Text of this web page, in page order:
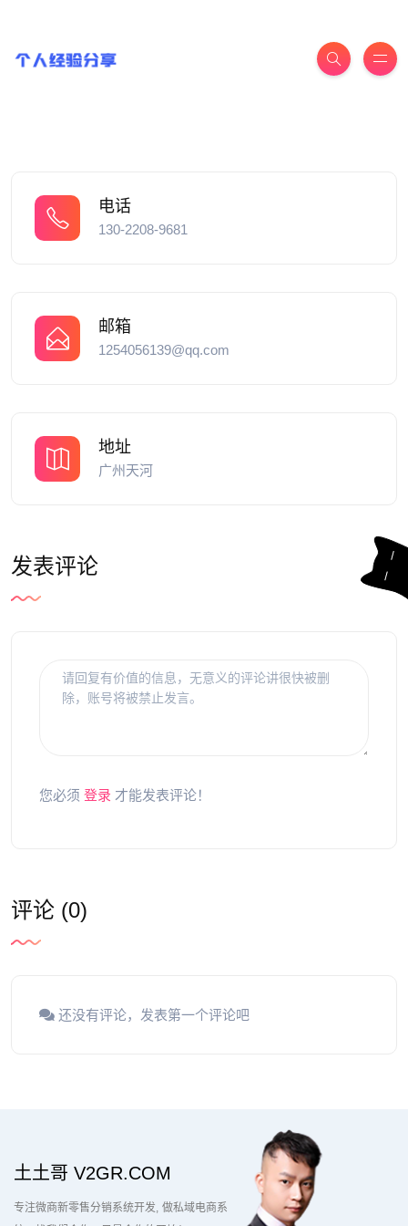
电话
130-2208-9681
邮箱
1254056139@qq.com
地址
广州天河
发表评论
您必须 登录 才能发表评论！
评论 (0)
还没有评论，发表第一个评论吧
土土哥 V2GR.COM
专注微商新零售分销系统开发 做私域电商系